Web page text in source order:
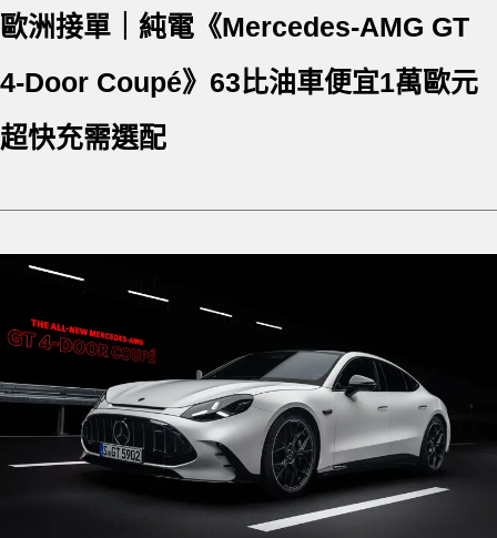
歐洲接單｜純電《Mercedes-AMG GT
4-Door Coupé》63比油車便宜1萬歐元
超快充需選配